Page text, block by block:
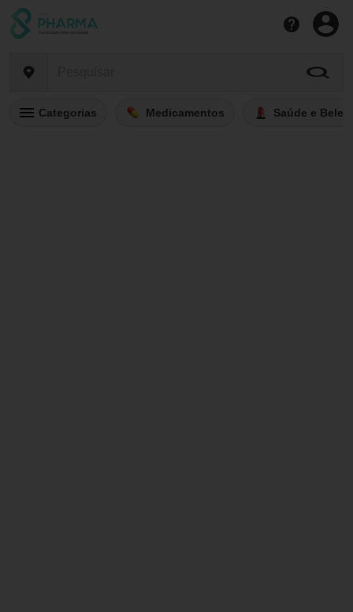
Categorias Medicamentos Saúde e